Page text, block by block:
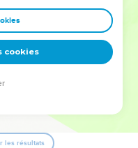
afin que leurs erreurs
guidiez un ministère, une
expérience est faite
les résultats
cookies